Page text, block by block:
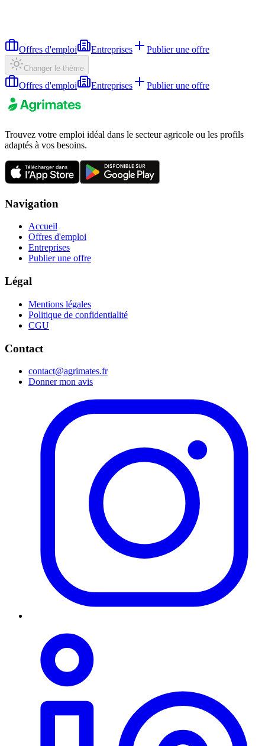
Offres d'emploi Entreprises Publier une offre
Changer le thème
Offres d'emploi Entreprises Publier une offre
Trouvez votre emploi idéal dans le secteur agricole ou les profils
adaptés à vos besoins.
Navigation
Accueil
Offres d'emploi
Entreprises
Publier une offre
Légal
Mentions légales
Politique de confidentialité
CGU
Contact
contact@agrimates.fr
Donner mon avis